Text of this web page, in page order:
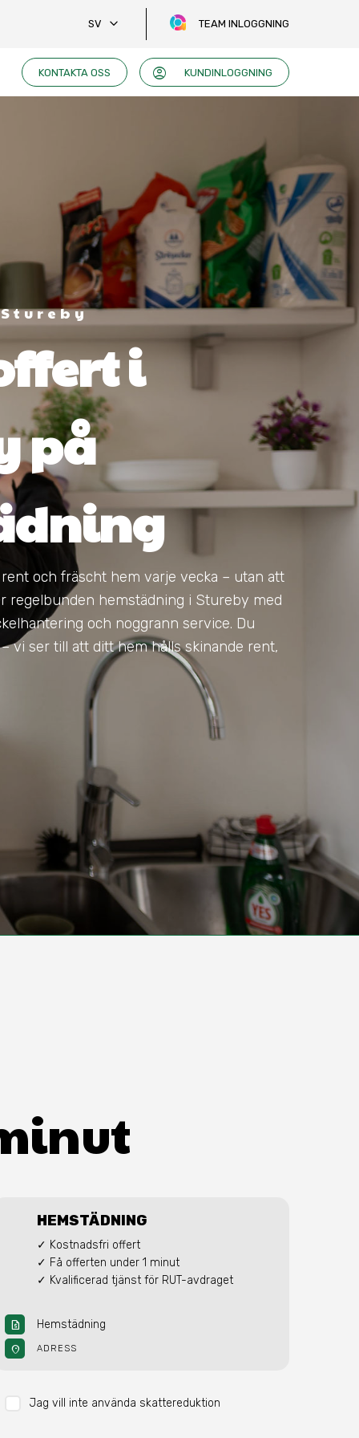
SV keyboard_arrow_down TEAM INLOGGNING
KONTAKTA OSS account_circle KUNDINLOGGNING
i
på
och fräscht hem varje vecka – utan att
regelbunden hemstädning i Stureby med
och noggrann service. Du
vi ser till att ditt hem hålls skinande rent,
HEMSTÄDNING
✓ Kostnadsfri offert
✓ Få offerten under 1 minut
✓ Kvalificerad tjänst för RUT-avdraget
request_quote Hemstädning
location_on ADRESS
Jag vill inte använda skattereduktion